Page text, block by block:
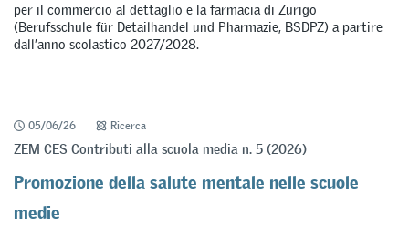
per il commercio al dettaglio e la farmacia di Zurigo
(Berufsschule für Detailhandel und Pharmazie, BSDPZ) a partire
dall’anno scolastico 2027/2028.
05/06/26 Ricerca
ZEM CES Contributi alla scuola media n. 5 (2026)
Promozione della salute mentale nelle scuole
medie